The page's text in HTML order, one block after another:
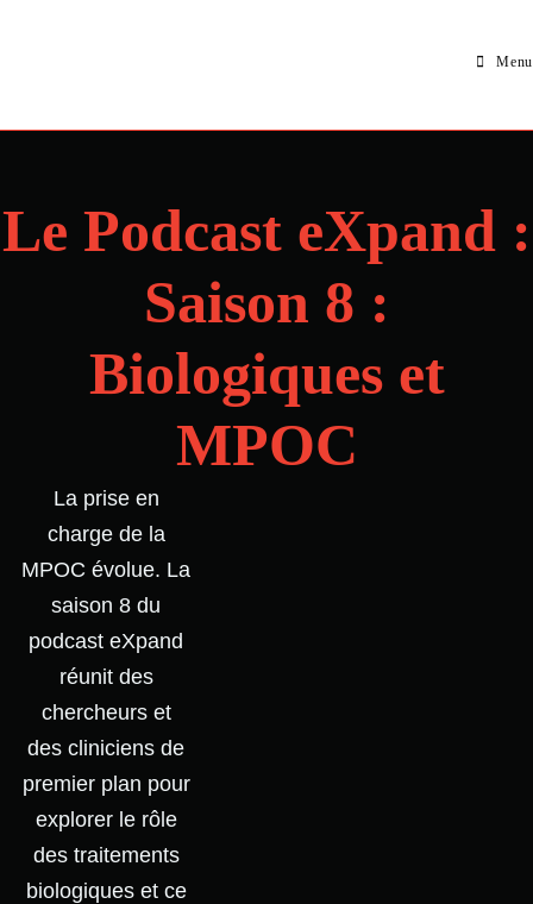
Menu
Le Podcast eXpand :
Saison 8 :
Biologiques et
MPOC
La prise en
charge de la
MPOC évolue. La
saison 8 du
podcast eXpand
réunit des
chercheurs et
des cliniciens de
premier plan pour
explorer le rôle
des traitements
biologiques et ce